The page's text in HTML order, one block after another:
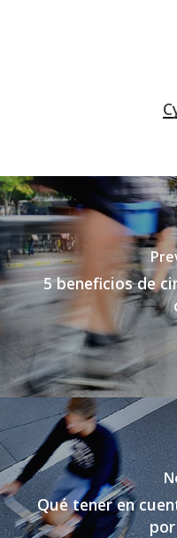
5 beneficios de
Qué tener en